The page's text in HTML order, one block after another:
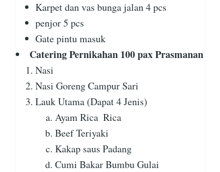
Karpet dan vas bunga jalan 4 pcs
penjor 5 pcs
Gate pintu masuk
Catering Pernikahan 100 pax Prasmanan
Nasi
Nasi Goreng Campur Sari
Lauk Utama (Dapat 4 Jenis)
Ayam Rica  Rica
Beef Teriyaki
Kakap saus Padang
Cumi Bakar Bumbu Gulai